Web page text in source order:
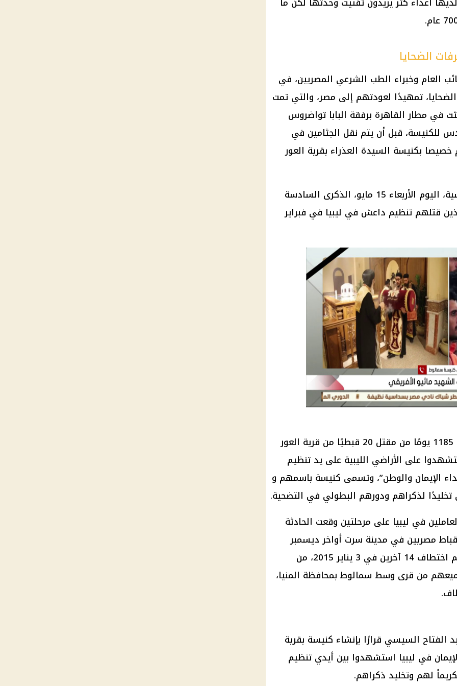
الضحايا
العام وخبراء الطب الشرعي المصريين، في
تمهيدًا لعودتهم إلى مصر، والتي تمت
استلام الجثث في مطار القاهرة برفقة البابا تواضروس
للكنيسة، قبل أن يتم نقل الجثامين في
خصيصا بكنيسة السيدة العذراء بقرية العور
وتحيي الكنيسة القبطية الأرثوذكسية، اليوم الأربعاء 15 مايو، الذكرى السادسة
قتلهم تنظيم داعش في ليبيا في فبراير
وتأتي عودة رفات شهداء ليبيا بعد 1185 يومًا من مقتل 20 قبطيًا من قرية العور
على الأراضي الليبية على يد تنظيم
الإيمان والوطن”، وتسمى كنيسة باسمهم و
لذكراهم ودورهم البطولي في التضحية.
في ليبيا على مرحلتين وقعت الحادثة
تم اختطاف 7 عمال أقباط مصريين في مدينة سرت أواخر ديسمبر
2014 أثناء عودتهم إلى مصر. ثم تم اختطاف 14 آخرين في 3 يناير 2015، من
من قرى وسط سمالوط بمحافظة المنيا،
السيسي قرارًا بإنشاء كنيسة بقرية
في ليبيا استشهدوا بين أيدي تنظيم